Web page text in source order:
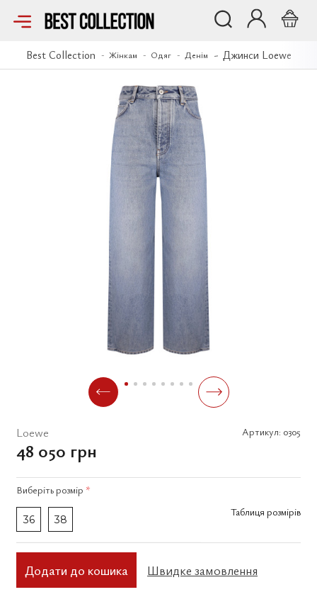
Best Collection Жінкам Одяг Денім Джинси Loewe
Джинси Loewe
Loewe Артикул: 0305
48 050 грн
Виберіть розмір *
36 38
Таблиця розмірів
Додати до кошика Швидке замовлення